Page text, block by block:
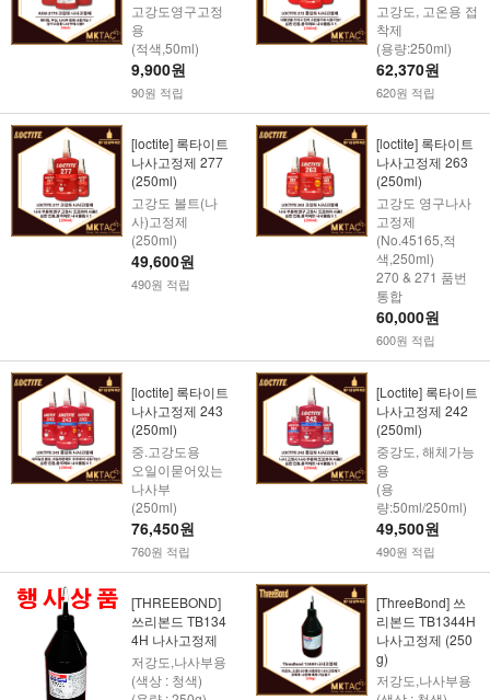
고강도영구고정
용
(적색,50ml)
9,900원
90원 적립
고강도, 고온용 접
착제
(용량:250ml)
62,370원
620원 적립
[loctite] 록타이트
나사고정제 277
(250ml)
고강도 볼트(나
사)고정제
(250ml)
49,600원
490원 적립
[loctite] 록타이트
나사고정제 263
(250ml)
고강도 영구나사
고정제
(No.45165,적
색,250ml)
270 & 271 품번
통합
60,000원
600원 적립
[loctite] 록타이트
나사고정제 243
(250ml)
중.고강도용
오일이묻어있는
나사부
(250ml)
76,450원
760원 적립
[Loctite] 록타이트
나사고정제 242
(250ml)
중강도, 해체가능
용
(용
량:50ml/250ml)
49,500원
490원 적립
[THREEBOND]
쓰리본드 TB134
4H 나사고정제
저강도,나사부용
(색상 : 청색)
[ThreeBond] 쓰
리본드 TB1344H
나사고정제 (250
g)
저강도,나사부용